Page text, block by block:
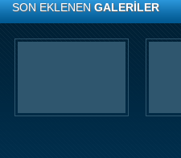
SON EKLENENGALERİLER